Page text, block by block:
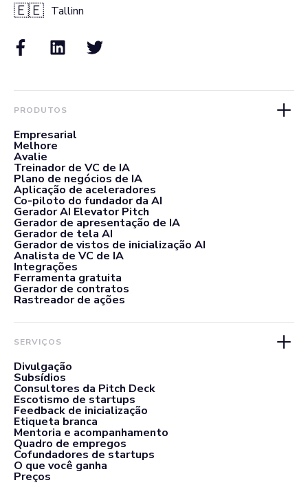
🇪🇪 Tallinn
PRODUTOS
Empresarial
Melhore
Avalie
Treinador de VC de IA
Plano de negócios de IA
Aplicação de aceleradores
Co-piloto do fundador da AI
Gerador AI Elevator Pitch
Gerador de apresentação de IA
Gerador de tela AI
Gerador de vistos de inicialização AI
Analista de VC de IA
Integrações
Ferramenta gratuita
Gerador de contratos
Rastreador de ações
SERVIÇOS
Divulgação
Subsídios
Consultores da Pitch Deck
Escotismo de startups
Feedback de inicialização
Etiqueta branca
Mentoria e acompanhamento
Quadro de empregos
Cofundadores de startups
O que você ganha
Preços